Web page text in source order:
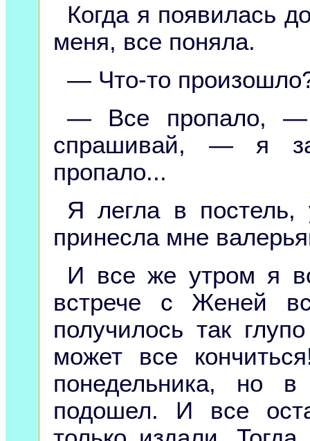
Когда я появилась
меня, все поняла.
— Что-то
— Все пропало, —
спрашивай, — я
пропало...
Я легла в постель,
принесла мне
И все же утром я
встрече с Женей
получилось так
может все
понедельника, но
подошел. И все